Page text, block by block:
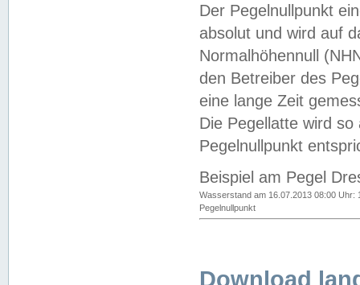
Der Pegelnullpunkt
absolut und wird auf
Normalhöhennull
den Betreiber des
eine lange Zeit
Die Pegellatte wird
Pegelnullpunkt
Beispiel am Pegel
Wasserstand am 16.07.2013 08:00 Uhr:
Pegelnullpunkt
Download